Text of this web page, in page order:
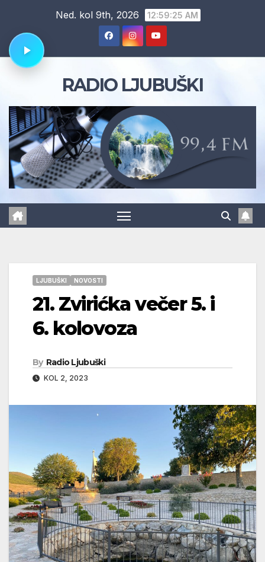
content
Ned. kol 9th, 2026 12:59:26 AM
RADIO LJUBUŠKI
LJUBUŠKI NOVOSTI
21. Zvirićka večer 5. i
6. kolovoza
By Radio Ljubuški
KOL 2, 2023